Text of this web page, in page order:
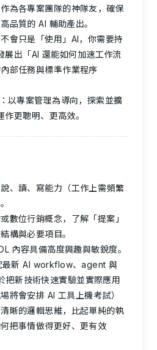
為各專案團隊的神隊友，確保
品質的 AI 輔助產出。
會只是「使用」AI，你需要持
展出「AI 還能如何加速工作流
部任務與標準作業程序
以專案管理為導向，探索並擴
更聰明、更高效。
、讀、寫能力（工作上需頻繁
數位行銷概念，了解「提案」
構與必要項目。
內容具備高度興趣與敏銳度。
最新 AI workflow、agent 與
把新技術快速實驗並實際應用
將會安排 AI 工具上機考試）
晰的邏輯思維，比起單純的執
把事情做得更好、更有效